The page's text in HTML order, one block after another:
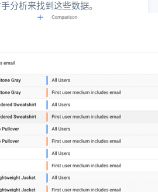
分析来找到这些数据。